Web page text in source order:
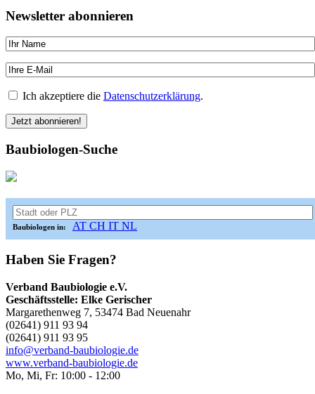
Newsletter abonnieren
Ich akzeptiere die Datenschutzerklärung.
Baubiologen-Suche
Baubiologen in: AT CH IT NL
Haben Sie Fragen?
Verband Baubiologie e.V.
Geschäftsstelle: Elke Gerischer
Margarethenweg 7, 53474 Bad Neuenahr
(02641) 911 93 94
(02641) 911 93 95
info@verband-baubiologie.de
www.verband-baubiologie.de
Mo, Mi, Fr: 10:00 - 12:00